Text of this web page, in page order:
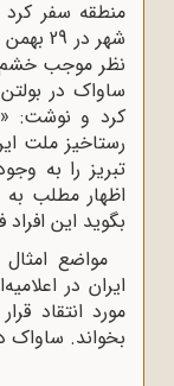
منطقه سفر
شهر در
نظر موجب خشم
ساواک در
کرد و نوشت:
رستاخیز ملت
تبریز را به
اظهار مطلب
بگوید این
مواضع
ایران در
مورد انتقاد
بخواند. ساواک